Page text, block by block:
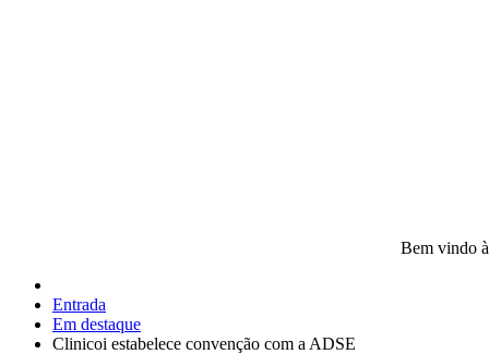
Bem vindo
Entrada
Em destaque
Clinicoi estabelece convenção com a ADSE